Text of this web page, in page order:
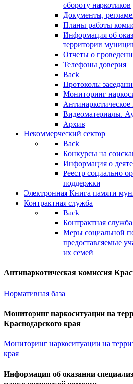
обороту наркотиков
Документы,
Планы работы
Информация об
территории
Отчеты о
Телефоны доверия
Back
Протоколы
Мониторинг
Видеоматериалы.
Архив
Некоммерческий сектор
Back
Конкурсы на
Информация о
Реестр социально
поддержки
Электронная Книга памяти
Контрактная служба
Back
Контрактная
Меры социальной
предоставляемые
их семей
Антинаркотическая комиссия
Нормативная база
Мониторинг наркоситуации на
Краснодарского края
Мониторинг наркоситуации на
края
Информация об оказании